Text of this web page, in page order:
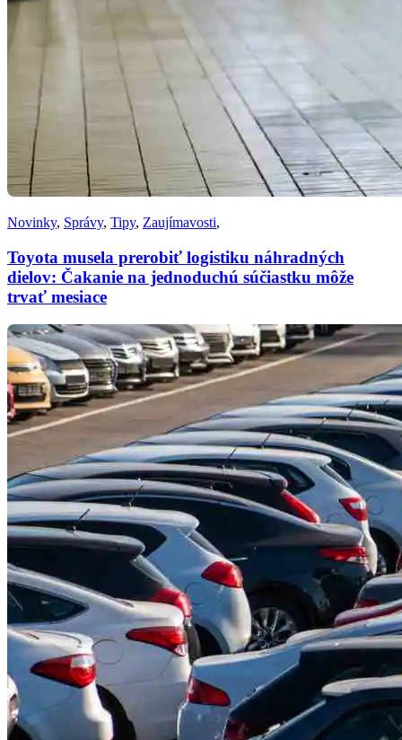
Novinky, Správy, Tipy, Zaujímavosti,
Toyota musela prerobiť logistiku náhradných
dielov: Čakanie na jednoduchú súčiastku môže
trvať mesiace